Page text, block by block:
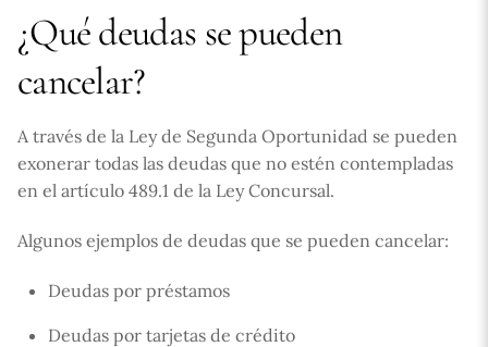
¿Qué deudas se pueden
cancelar?
A través de la Ley de Segunda Oportunidad se pueden
exonerar todas las deudas que no estén contempladas
en el artículo 489.1 de la Ley Concursal.
Algunos ejemplos de deudas que se pueden cancelar:
Deudas por préstamos
Deudas por tarjetas de crédito